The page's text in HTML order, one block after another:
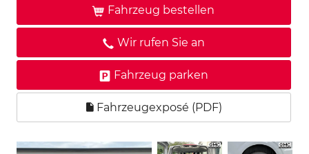
Fahrzeug bestellen
Wir rufen Sie an
Fahrzeug parken
Fahrzeugexposé (PDF)